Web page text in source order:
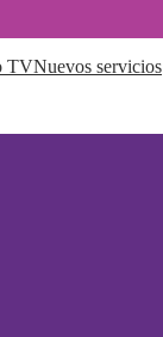
TVNuevos servicios